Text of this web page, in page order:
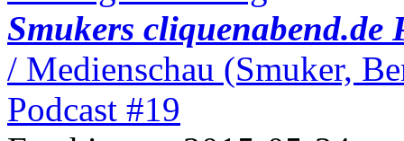
Smukers cliquenabend.de
/ Medienschau (Smuker,
Podcast #19